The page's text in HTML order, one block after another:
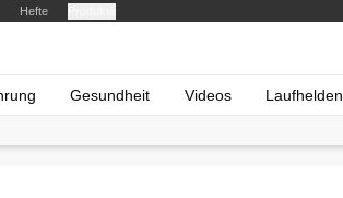
Hefte
Gesundheit Videos Laufhelden